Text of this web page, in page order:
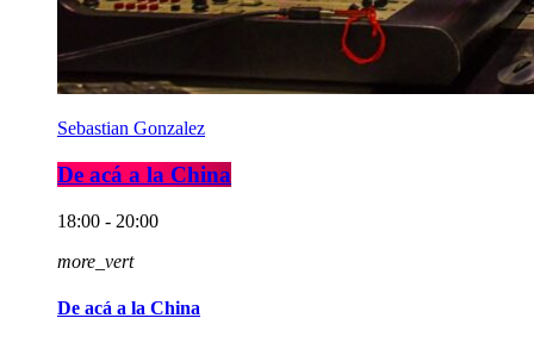
Sebastian Gonzalez
De acá a la China
18:00 - 20:00
more_vert
De acá a la China